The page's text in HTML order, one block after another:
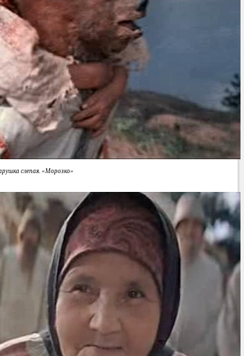
слепая. «Морозко»